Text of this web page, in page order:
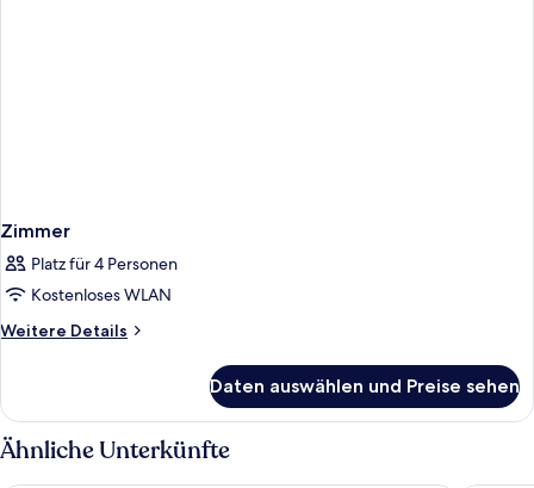
Zimmer
Platz für 4 Personen
Kostenloses WLAN
Weitere Details
Weitere
Daten auswählen und Preise sehen
Ähnliche Unterkünfte